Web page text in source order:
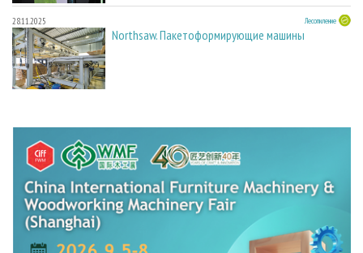
28.11.2025 Лесопиление
Northsaw. Пакетоформирующие машины